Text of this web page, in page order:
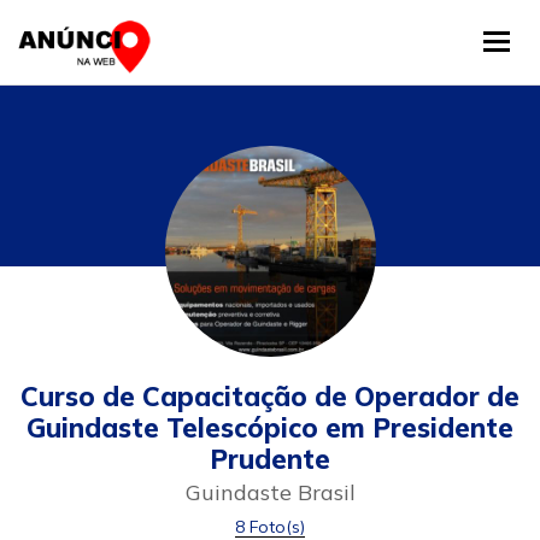
Curso de Capacitação de Operador de
Guindaste Telescópico em Presidente
Prudente
Guindaste Brasil
8 Foto(s)